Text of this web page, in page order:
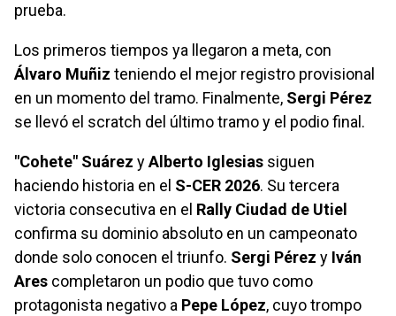
prueba.
Los primeros tiempos ya llegaron a meta, con
Álvaro Muñiz teniendo el mejor registro provisional
en un momento del tramo. Finalmente, Sergi Pérez
se llevó el scratch del último tramo y el podio final.
"Cohete" Suárez yAlberto Iglesias siguen
haciendo historia en el S-CER 2026. Su tercera
victoria consecutiva en el Rally Ciudad de Utiel
confirma su dominio absoluto en un campeonato
donde solo conocen el triunfo. Sergi Pérez y Iván
Ares completaron un podio que tuvo como
protagonista negativo a Pepe López, cuyo trompo